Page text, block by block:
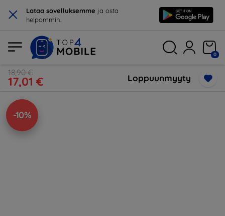
× Lataa sovelluksemme ja osta
helpommin.
0
18,90 €
17,01 € Loppuunmyyty
-10%